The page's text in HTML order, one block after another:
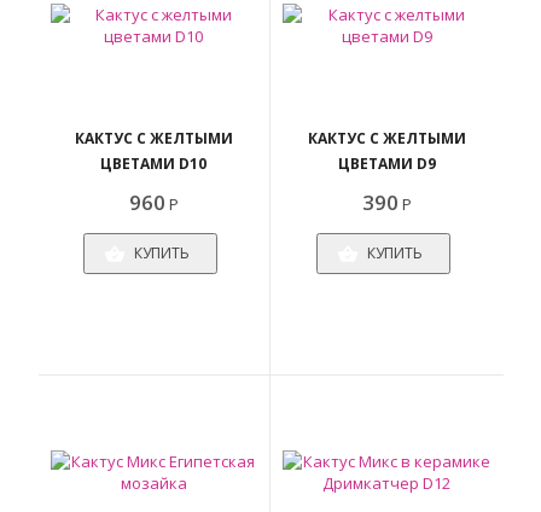
КАКТУС С ЖЕЛТЫМИ
ЦВЕТАМИ D10
960 Р
КУПИТЬ
КАКТУС С ЖЕЛТЫМИ
ЦВЕТАМИ D9
390 Р
КУПИТЬ